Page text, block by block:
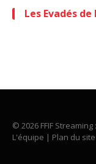
Les Evadés
© 2026 FFIF
L'équipe | Plan du site